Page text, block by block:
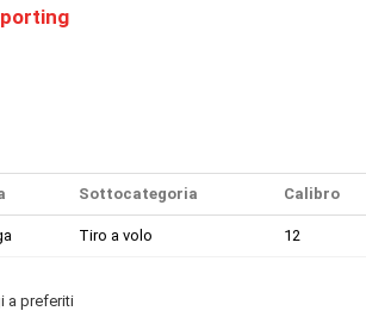
Sottocategoria Calibro
Tiro a volo 12
a preferiti